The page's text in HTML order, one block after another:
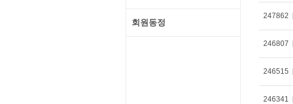
회원동정
247862
246807
246515
246341